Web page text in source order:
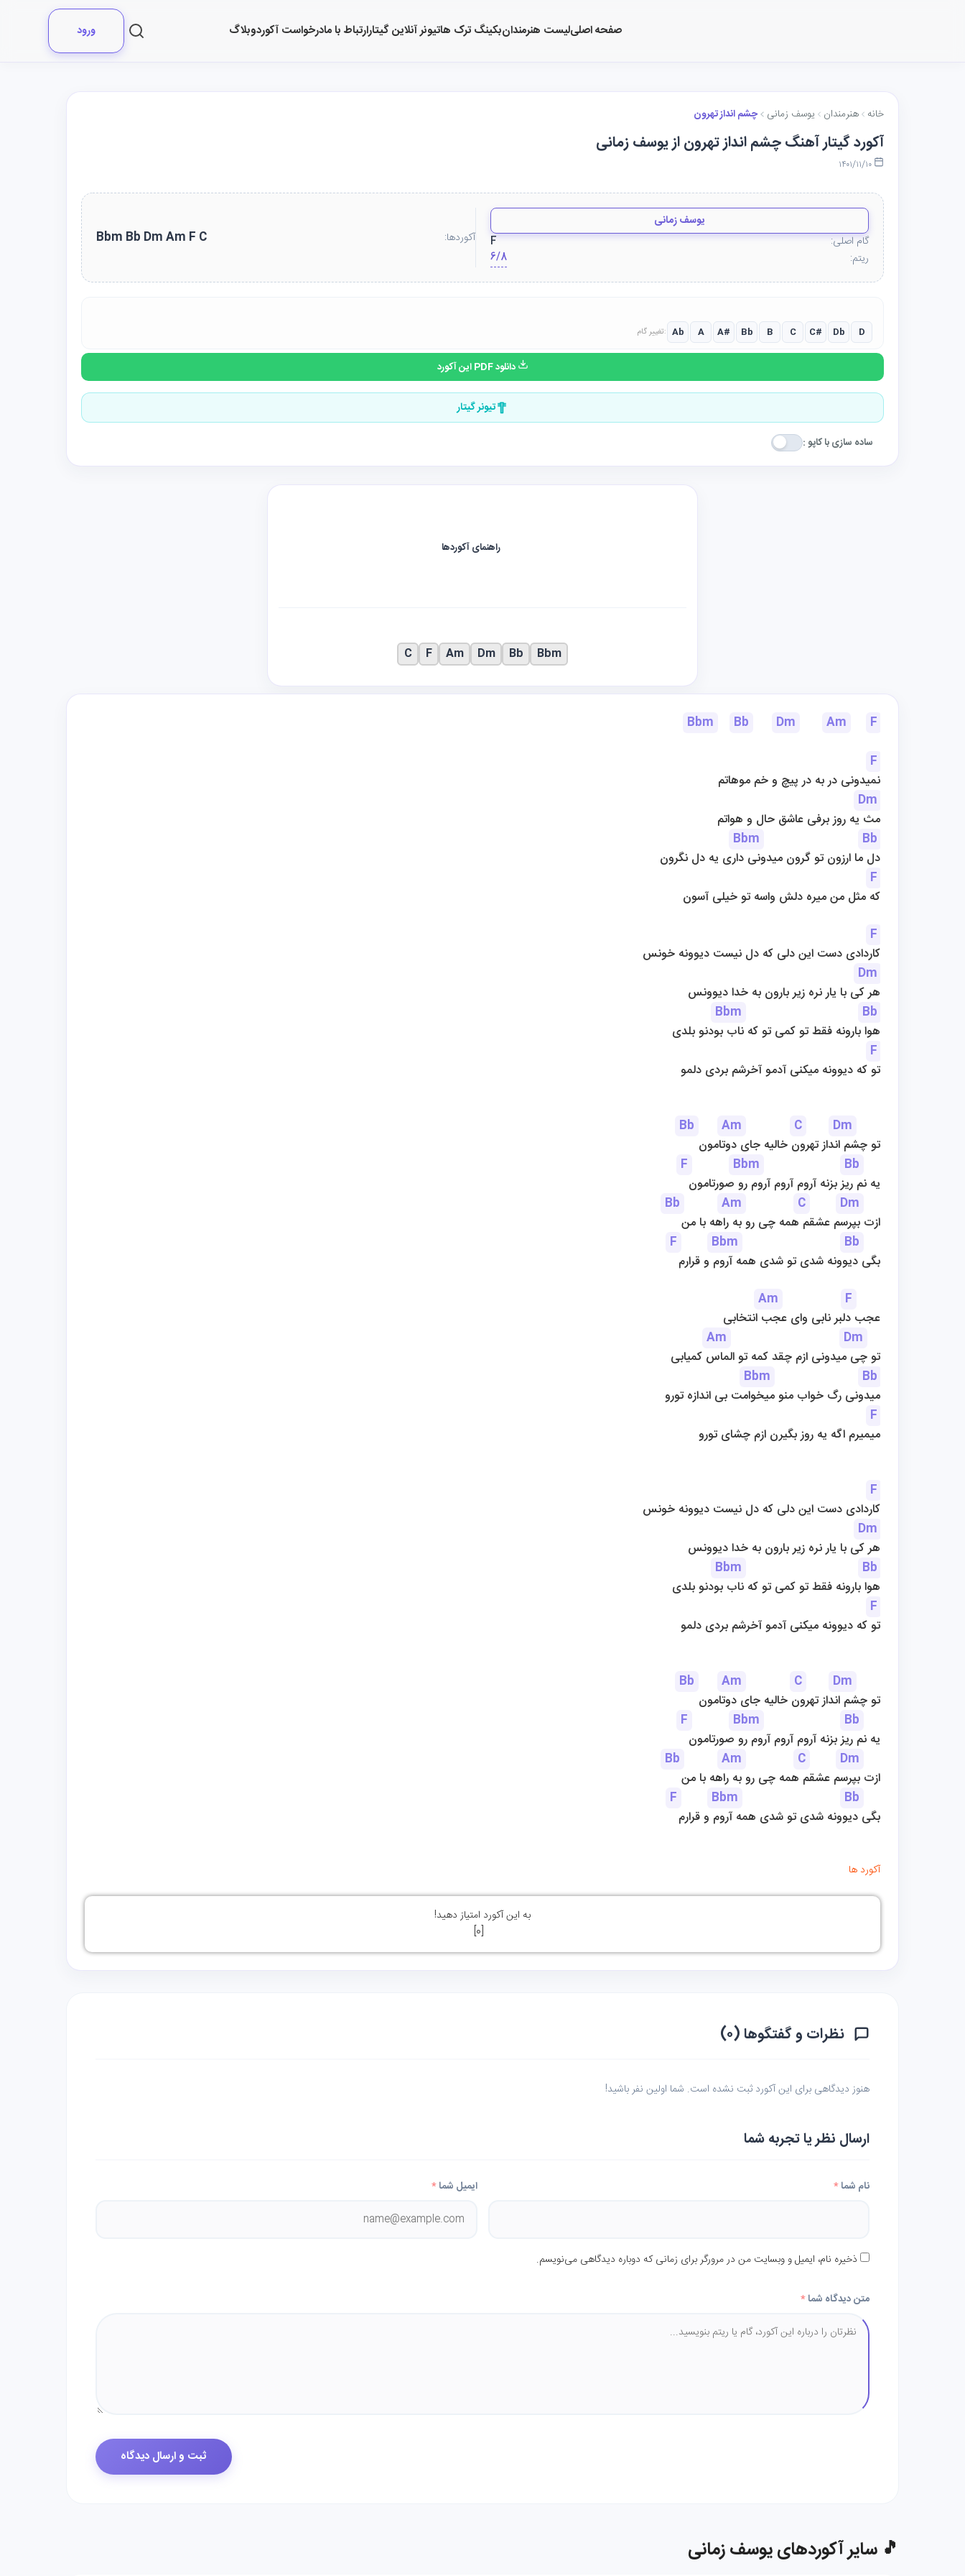
صفحه اصلیلیست هنرمندانبکینگ ترک هاتیونر آنلاین گیتارارتباط با مادرخواست آکوردوبلاگ ورود
خانه هنرمندان یوسف زمانی چشم انداز تهرون
آکورد گیتار آهنگ چشم انداز تهرون از یوسف زمانی
یوسف زمانی
گام اصلی:
F
ریتم:
6/8
آکوردها: Bbm Bb Dm Am F C
تغییر گام: Ab A A# Bb B C C# Db D
دانلود PDF این آکورد
تیونر گیتار
ساده سازی با کاپو :
Bbm Bb Dm Am
F
F
نمیدونی در به در پیچ و خم موهاتم
Dm
مث یه روز برفی عاشق حال و هواتم
Bbm
Bb
دل ما ارزون تو گرون میدونی داری یه دل نگرون
F
که مثل من میره دلش واسه تو خیلی آسون
F
کاردادی دست این دلی که دل نیست دیوونه خونس
Dm
هر کی با یار نره زیر بارون به خدا دیوونس
Bbm
Bb
هوا بارونه فقط تو کمی تو که ناب بودنو بلدی
F
تو که دیوونه میکنی آدمو آخرشم بردی دلمو
Bb Am C
Dm
تو چشم انداز تهرون خالیه جای دوتامون
F
Bbm
Bb
یه نم ریز بزنه آروم آروم آروم رو صورتامون
Bb
Am C
Dm
ازت بپرسم عشقم همه چی رو به راهه با من
F
Bbm
Bb
بگی دیوونه شدی تو شدی همه آروم و قرارم
Am
F
عجب دلبر نابی وای عجب انتخابی
Am
Dm
تو چی میدونی ازم چقد کمه تو الماس کمیابی
Bbm
Bb
میدونی رگ خواب منو میخوامت بی اندازه تورو
F
میمیرم اگه یه روز بگیرن ازم چشای تورو
F
کاردادی دست این دلی که دل نیست دیوونه خونس
Dm
هر کی با یار نره زیر بارون به خدا دیوونس
Bbm
Bb
هوا بارونه فقط تو کمی تو که ناب بودنو بلدی
F
تو که دیوونه میکنی آدمو آخرشم بردی دلمو
Bb Am C
Dm
تو چشم انداز تهرون خالیه جای دوتامون
F
Bbm
Bb
یه نم ریز بزنه آروم آروم آروم رو صورتامون
Bb
Am C
Dm
ازت بپرسم عشقم همه چی رو به راهه با من
F
Bbm
Bb
بگی دیوونه شدی تو شدی همه آروم و قرارم
آکورد ها
به این آکورد امتیاز دهید!
[
0
]
راهنمای آکوردها
Bbm
Bb
Dm
Am
F
C
نظرات و گفتگوها (۰)
هنوز دیدگاهی برای این آکورد ثبت نشده است. شما اولین نفر باشید!
ارسال نظر یا تجربه شما
نام شما* ایمیل شما*
ذخیره نام، ایمیل و وبسایت من در مرورگر برای زمانی که دوباره دیدگاهی می‌نویسم.
متن دیدگاه شما*
🎵 سایر آکوردهای یوسف زمانی